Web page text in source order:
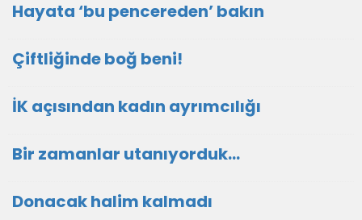
Hayata ‘bu pencereden’ bakın
Çiftliğinde boğ beni!
İK açısından kadın ayrımcılığı
Bir zamanlar utanıyorduk…
Donacak halim kalmadı